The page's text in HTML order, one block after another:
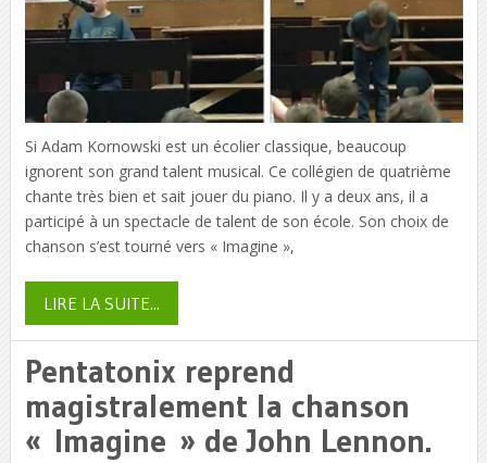
Si Adam Kornowski est un écolier classique, beaucoup
ignorent son grand talent musical. Ce collégien de quatrième
chante très bien et sait jouer du piano. Il y a deux ans, il a
participé à un spectacle de talent de son école. Son choix de
chanson s’est tourné vers « Imagine »,
LIRE LA SUITE...
Pentatonix reprend
magistralement la chanson
« Imagine » de John Lennon.